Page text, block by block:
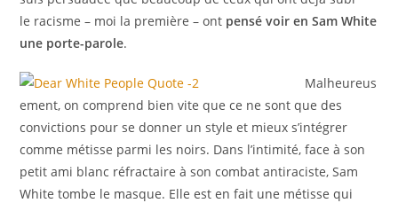
le racisme – moi la première – ont pensé voir en Sam White
une porte-parole.
Malheureus
ement, on comprend bien vite que ce ne sont que des
convictions pour se donner un style et mieux s’intégrer
comme métisse parmi les noirs. Dans l’intimité, face à son
petit ami blanc réfractaire à son combat antiraciste, Sam
White tombe le masque. Elle est en fait une métisse qui